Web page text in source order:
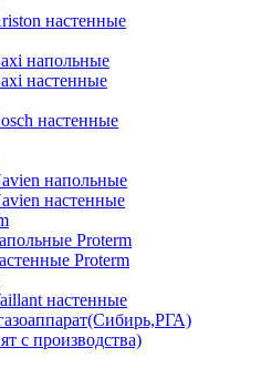
настенные
напольные
настенные
настенные
напольные
настенные
Proterm
Proterm
настенные
с производства)